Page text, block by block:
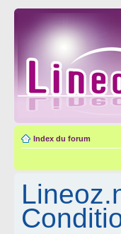
Index du forum